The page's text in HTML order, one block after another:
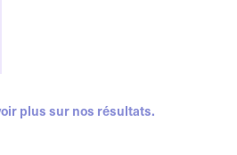
plus sur nos résultats.